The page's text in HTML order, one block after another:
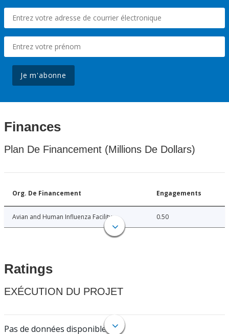
Je m'abonne
Finances
Plan De Financement (Millions De Dollars)
Org. De Financement Engagements
Avian and Human Influenza Facility 0.50
Ratings
EXÉCUTION DU PROJET
Pas de données disponibles.